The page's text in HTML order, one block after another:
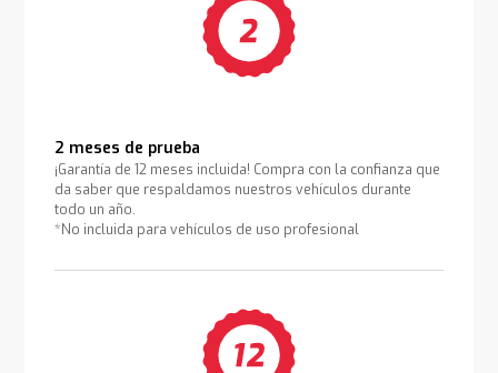
2 meses de prueba
¡Garantía de 12 meses incluida! Compra con la confianza que
da saber que respaldamos nuestros vehículos durante
todo un año.
*No incluida para vehículos de uso profesional